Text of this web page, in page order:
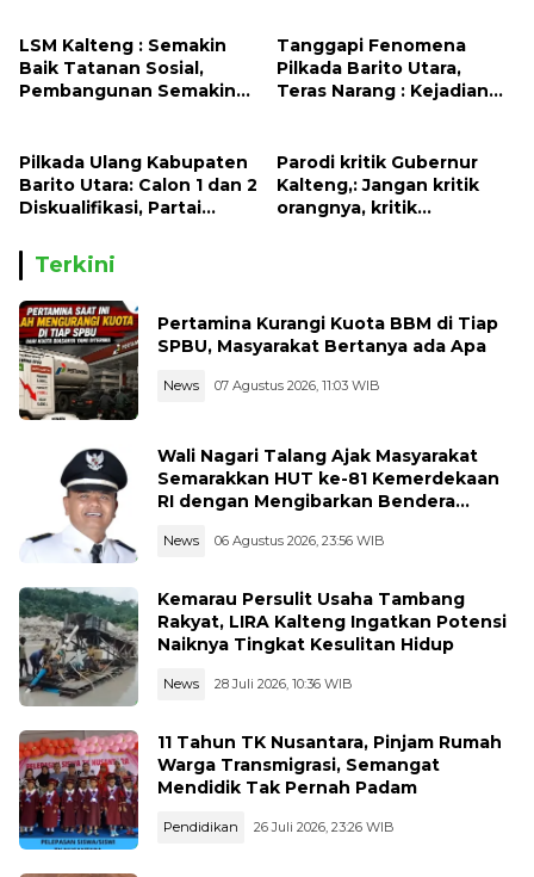
LSM Kalteng : Semakin
Baik Tatanan Sosial,
Pembangunan Semakin
Tanggapi Fenomena
Pilkada Barito Utara,
Teras Narang : Kejadian
Pilkada Ulang Kabupaten
Barito Utara: Calon 1 dan 2
Diskualifikasi, Partai
Cawabup Baru.
Parodi kritik Gubernur
Kalteng,: Jangan kritik
orangnya, kritik
Terkini
Pertamina Kurangi Kuota BBM di Tiap
SPBU, Masyarakat Bertanya ada Apa
News 07 Agustus 2026, 11:03 WIB
Wali Nagari Talang Ajak Masyarakat
Semarakkan HUT ke-81 Kemerdekaan
RI dengan Mengibarkan Bendera
News 06 Agustus 2026, 23:56 WIB
Kemarau Persulit Usaha Tambang
Rakyat, LIRA Kalteng Ingatkan Potensi
Naiknya Tingkat Kesulitan Hidup
News 28 Juli 2026, 10:36 WIB
11 Tahun TK Nusantara, Pinjam Rumah
Warga Transmigrasi, Semangat
Mendidik Tak Pernah Padam
Pendidikan 26 Juli 2026, 23:26 WIB